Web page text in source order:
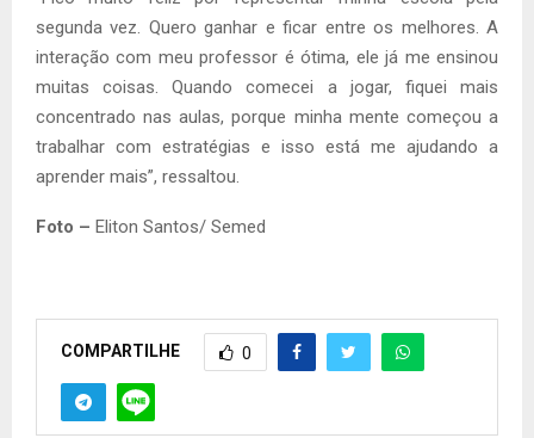
segunda vez. Quero ganhar e ficar entre os melhores. A
interação com meu professor é ótima, ele já me ensinou
muitas coisas. Quando comecei a jogar, fiquei mais
concentrado nas aulas, porque minha mente começou a
trabalhar com estratégias e isso está me ajudando a
aprender mais”, ressaltou.
Foto – Eliton Santos/ Semed
COMPARTILHE 0